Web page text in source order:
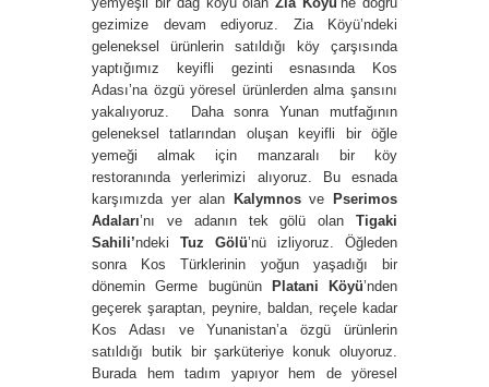
gezimize devam ediyoruz. Zia Köyü’ndeki
geleneksel ürünlerin satıldığı köy çarşısında
yaptığımız keyifli gezinti esnasında Kos
Adası’na özgü yöresel ürünlerden alma şansını
yakalıyoruz. Daha sonra Yunan mutfağının
geleneksel tatlarından oluşan keyifli bir öğle
yemeği almak için manzaralı bir köy
restoranında yerlerimizi alıyoruz. Bu esnada
karşımızda yer alan
Kalymnosve
Pserimos
Adaları’nı ve adanın tek gölü olan Tigaki
Sahili’ndeki Tuz Gölü’nü izliyoruz. Öğleden
sonra Kos Türklerinin yoğun yaşadığı bir
dönemin Germe bugünün
Platani Köyü’nden
geçerek şaraptan, peynire, baldan, reçele kadar
Kos Adası ve Yunanistan’a özgü ürünlerin
satıldığı butik bir şarküteriye konuk oluyoruz.
Burada hem tadım yapıyor hem de yöresel